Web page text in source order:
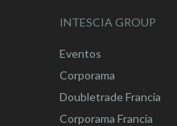
INTESCIA GROUP
Eventos
Corporama
Doubletrade Francia
Corporama Francia